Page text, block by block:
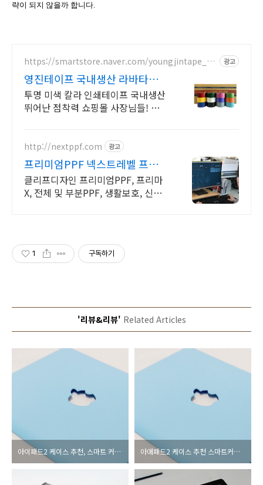
략이 되지 않을까 합니다.
https://smartstore.naver.com/youngjintape_m
광고
영진테이프 국내생산 라바타입
고퀄리티 선명한 색감
투명 미색 칼라 인쇄테이프 국내생산
뛰어난 점착력 쇼핑몰 사장님들! 여기
http://nextppf.com 광고
프리미엄PPF 넥스트레벨 프리미
엄PPF & 썬팅 시공
클리프디자인 프리미엄PPF, 프리마
X, 전체 및 부분PPF, 생활보호, 신차
1 구독하기
'리뷰&리뷰' Related Articles
아이패드2 케이스 추천, 스마트 커버의 단짝! 비스비 커플케이스 아애패드2 케이스 추천 스마트커버의 안성맞춤 비파인 스마트 케이스